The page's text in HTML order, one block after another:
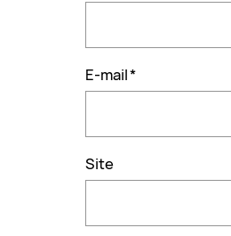
E-mail*
Site